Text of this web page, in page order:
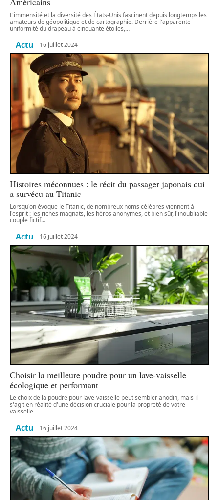
L'immensité et la diversité des États-Unis fascinent depuis longtemps les
amateurs de géopolitique et de cartographie. Derrière l'apparente
uniformité du drapeau à cinquante étoiles,…
Actu 16 juillet 2024
Histoires méconnues : le récit du passager japonais qui
a survécu au Titanic
Lorsqu'on évoque le Titanic, de nombreux noms célèbres viennent à
l'esprit : les riches magnats, les héros anonymes, et bien sûr, l'inoubliable
couple fictif…
Actu 16 juillet 2024
Choisir la meilleure poudre pour un lave-vaisselle
écologique et performant
Le choix de la poudre pour lave-vaisselle peut sembler anodin, mais il
s'agit en réalité d'une décision cruciale pour la propreté de votre
vaisselle…
Actu 16 juillet 2024